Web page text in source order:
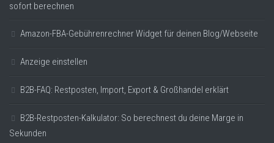
sofort berechnen
Amazon-FBA-Gebührenrechner Widget für deinen Blog/Webseite
Anzeige einstellen
B2B-FAQ: Restposten, Import, Export & Großhandel erklärt
B2B-Restposten-Kalkulator: So berechnest du deine Marge in
Sekunden